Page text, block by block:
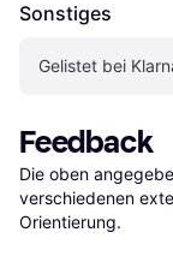
Sonstiges
Gelistet bei
Feedback
Die oben
verschiedenen
Orientierung.